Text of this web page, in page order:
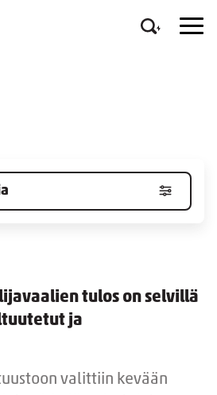
tulos on selvillä
ja
valittiin kevään